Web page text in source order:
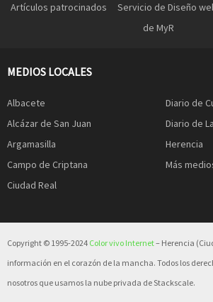
Artículos patrocinados Servicio de Diseño
de MyR
MEDIOS LOCALES
Albacete
Alcázar de San Juan
Argamasilla
Campo de Criptana
Ciudad Real
Diario de
Diario de
Herencia
Más
Copyright © 1995-2024 Color vivo Internet– Herencia
información en el corazón de la mancha. Todos los
nosotros que usamos la nube privada de Stackscale.